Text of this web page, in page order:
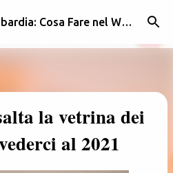
principali Eventi e Sagre Lombardia: Cosa Fare nel Weekend | Weekendidea
la vetrina dei
al 2021